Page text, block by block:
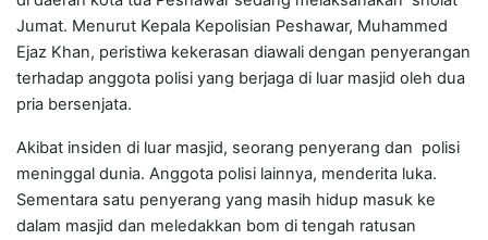
Jumat. Menurut Kepala Kepolisian Peshawar, Muhammed
Ejaz Khan, peristiwa kekerasan diawali dengan penyerangan
terhadap anggota polisi yang berjaga di luar masjid oleh dua
pria bersenjata.
Akibat insiden di luar masjid, seorang penyerang dan polisi
meninggal dunia. Anggota polisi lainnya, menderita luka.
Sementara satu penyerang yang masih hidup masuk ke
dalam masjid dan meledakkan bom di tengah ratusan